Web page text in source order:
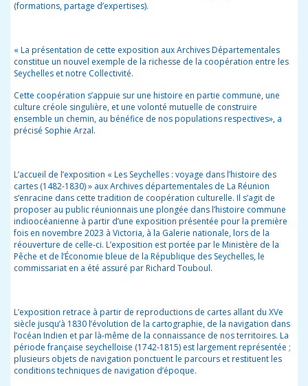
(formations, partage d’expertises).
« La présentation de cette exposition aux Archives Départementales
constitue un nouvel exemple de la richesse de la coopération entre les
Seychelles et notre Collectivité.
Cette coopération s’appuie sur une histoire en partie commune, une
culture créole singulière, et une volonté mutuelle de construire
ensemble un chemin, au bénéfice de nos populations respectives», a
précisé Sophie Arzal.
L’accueil de l’exposition « Les Seychelles : voyage dans l’histoire des
cartes (1482-1830) » aux Archives départementales de La Réunion
s’enracine dans cette tradition de coopération culturelle. Il s’agit de
proposer au public réunionnais une plongée dans l’histoire commune
indioocéanienne à partir d’une exposition présentée pour la première
fois en novembre 2023 à Victoria, à la Galerie nationale, lors de la
réouverture de celle-ci. L’exposition est portée par le Ministère de la
Pêche et de l’Économie bleue de la République des Seychelles, le
commissariat en a été assuré par Richard Touboul.
L’exposition retrace à partir de reproductions de cartes allant du XVe
siècle jusqu’à 1830 l’évolution de la cartographie, de la navigation dans
l’océan Indien et par là-même de la connaissance de nos territoires. La
période française seychelloise (1742-1815) est largement représentée ;
plusieurs objets de navigation ponctuent le parcours et restituent les
conditions techniques de navigation d’époque.